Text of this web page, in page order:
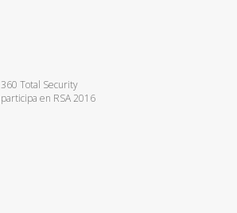
360 Total Security
participa en RSA 2016